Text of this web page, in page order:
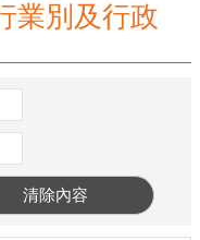
業別及行政